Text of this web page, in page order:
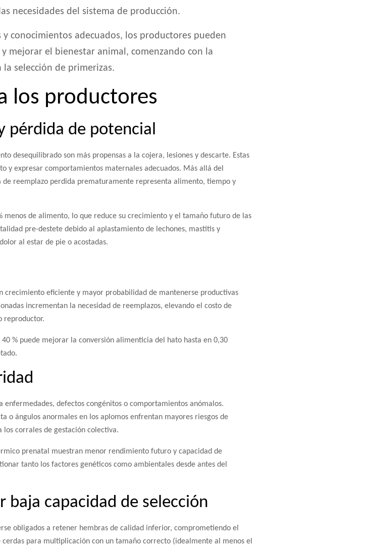
necesidades del sistema de producción.
y conocimientos adecuados, los productores pueden
mejorar el bienestar animal, comenzando con la
selección de primerizas.
los productores
pérdida de potencial
desequilibrado son más propensas a la cojera, lesiones y descarte. Estas
y expresar comportamientos maternales adecuados. Más allá del
reemplazo perdida prematuramente representa alimento, tiempo y
menos de alimento, lo que reduce su crecimiento y el tamaño futuro de las
pre-destete debido al aplastamiento de lechones, mastitis y
al estar de pie o acostadas.
crecimiento eficiente y mayor probabilidad de mantenerse productivas
incrementan la necesidad de reemplazos, elevando el costo de
reproductor.
% puede mejorar la conversión alimenticia del hato hasta en 0,30
defectos congénitos o comportamientos anómalos.
o ángulos anormales en los aplomos enfrentan mayores riesgos de
corrales de gestación colectiva.
prenatal muestran menor rendimiento futuro y capacidad de
tanto los factores genéticos como ambientales desde antes del
capacidad de selección
obligados a retener hembras de calidad inferior, comprometiendo el
para multiplicación con un tamaño correcto (idealmente al menos el